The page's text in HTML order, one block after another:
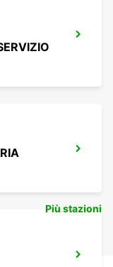
Più stazioni